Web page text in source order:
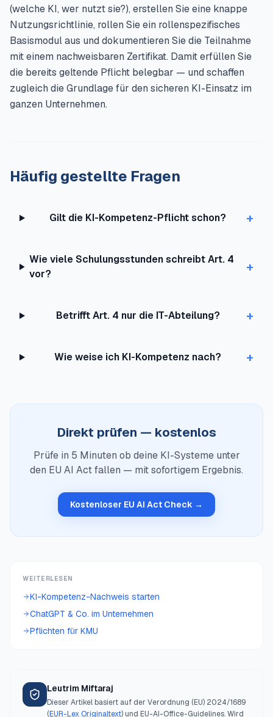
(welche KI, wer nutzt sie?), erstellen Sie eine knappe
Nutzungsrichtlinie, rollen Sie ein rollenspezifisches
Basismodul aus und dokumentieren Sie die Teilnahme
mit einem nachweisbaren Zertifikat. Damit erfüllen Sie
die bereits geltende Pflicht belegbar — und schaffen
zugleich die Grundlage für den sicheren KI-Einsatz im
ganzen Unternehmen.
Häufig gestellte Fragen
Gilt die KI-Kompetenz-Pflicht schon? +
Wie viele Schulungsstunden schreibt Art. 4
vor?
+
Betrifft Art. 4 nur die IT-Abteilung? +
Wie weise ich KI-Kompetenz nach? +
Direkt prüfen — kostenlos
Prüfe in 5 Minuten ob deine KI-Systeme unter
den EU AI Act fallen — mit sofortigem Ergebnis.
Kostenloser EU AI Act Check →
WEITERLESEN
KI-Kompetenz-Nachweis starten
ChatGPT & Co. im Unternehmen
Pflichten für KMU
Leutrim Miftaraj
Dieser Artikel basiert auf der Verordnung (EU) 2024/1689
(EUR-Lex Originaltext) und EU-AI-Office-Guidelines. Wird